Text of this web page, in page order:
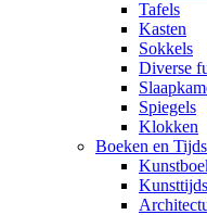
Tafels
Kasten
Sokkels
Diverse
Spiegels
Klokken
Boeken en